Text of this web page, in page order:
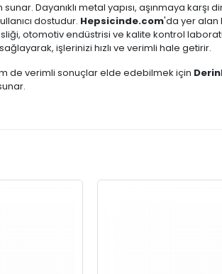
Dayanıklı metal yapısı, aşınmaya
dostudur. Hepsicinde.com'da yer alan
otomotiv endüstrisi ve kalite kontrol
işlerinizi hızlı ve verimli hale getirir.
de verimli sonuçlar elde edebilmek için